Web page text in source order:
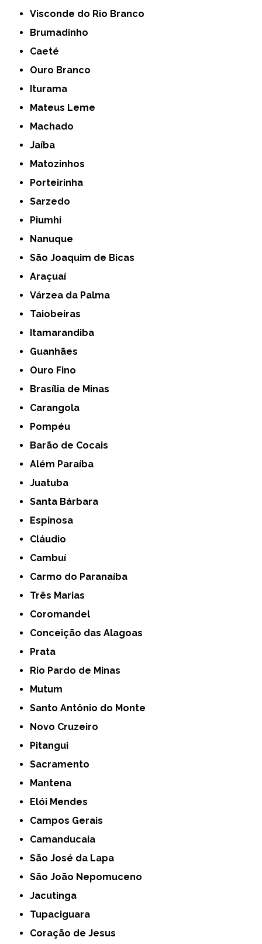
Visconde do Rio Branco
Brumadinho
Caeté
Ouro Branco
Iturama
Mateus Leme
Machado
Jaíba
Matozinhos
Porteirinha
Sarzedo
Piumhi
Nanuque
São Joaquim de Bicas
Araçuaí
Várzea da Palma
Taiobeiras
Itamarandiba
Guanhães
Ouro Fino
Brasília de Minas
Carangola
Pompéu
Barão de Cocais
Além Paraíba
Juatuba
Santa Bárbara
Espinosa
Cláudio
Cambuí
Carmo do Paranaíba
Três Marias
Coromandel
Conceição das Alagoas
Prata
Rio Pardo de Minas
Mutum
Santo Antônio do Monte
Novo Cruzeiro
Pitangui
Sacramento
Mantena
Elói Mendes
Campos Gerais
Camanducaia
São José da Lapa
São João Nepomuceno
Jacutinga
Tupaciguara
Coração de Jesus